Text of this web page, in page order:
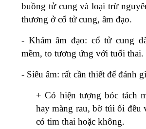
buồng tử cung và loại trừ
thương ở cổ tử cung, âm đạo.
- Khám âm đạo: cổ tử cung
mềm, to tương ứng với tuổi thai.
- Siêu âm: rất cần thiết để đánh
+ Có hiện tượng bóc tách
hay màng rau, bờ túi ối đều
có tim thai hoặc không.